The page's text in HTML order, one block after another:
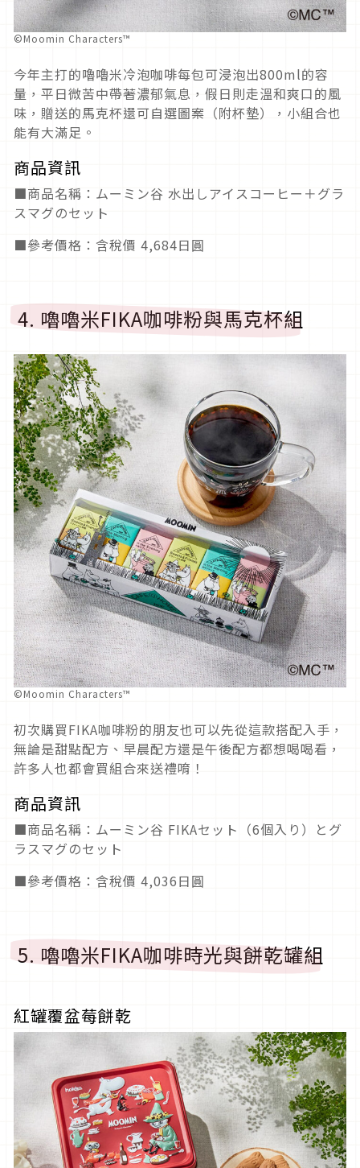
©Moomin Characters™
今年主打的嚕嚕米冷泡咖啡每包可浸泡出800ml的容
量，平日微苦中帶著濃郁氣息，假日則走溫和爽口的風
味，贈送的馬克杯還可自選圖案（附杯墊），小組合也
能有大滿足。
商品資訊
■商品名稱：ムーミン谷 水出しアイスコーヒー＋グラ
スマグのセット
■參考價格：含稅價 4,684日圓
4. 嚕嚕米FIKA咖啡粉與馬克杯組
©Moomin Characters™
初次購買FIKA咖啡粉的朋友也可以先從這款搭配入手，
無論是甜點配方、早晨配方還是午後配方都想喝喝看，
許多人也都會買組合來送禮唷！
商品資訊
■商品名稱：ムーミン谷 FIKAセット（6個入り）とグ
ラスマグのセット
■參考價格：含稅價 4,036日圓
5. 嚕嚕米FIKA咖啡時光與餅乾罐組
紅罐覆盆莓餅乾